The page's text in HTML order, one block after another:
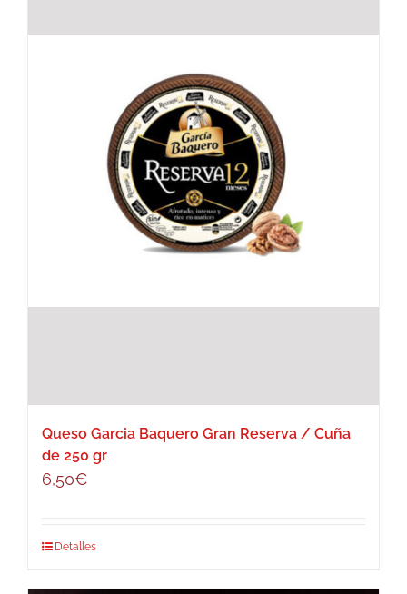
Queso Garcia Baquero Gran Reserva / Cuña
de 250 gr
6,50€
Detalles